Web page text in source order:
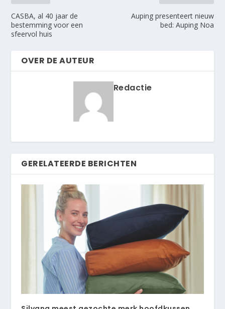
CASBA, al 40 jaar de
bestemming voor een
sfeervol huis
Auping presenteert nieuw
bed: Auping Noa
OVER DE AUTEUR
Redactie
GERELATEERDE BERICHTEN